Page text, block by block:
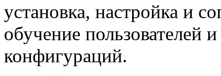
установка, настройка и
обучение пользователей
конфигураций.